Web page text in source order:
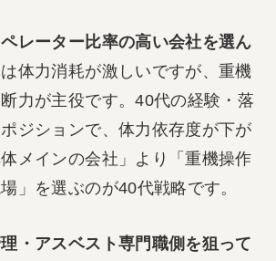
レーター比率の高い会社を選ん
体力消耗が激しいですが、重機
力が主役です。40代の経験・落
ジションで、体力依存度が下が
メインの会社」より「重機操作
」を選ぶのが40代戦略です。
・アスベスト専門職側を狙って